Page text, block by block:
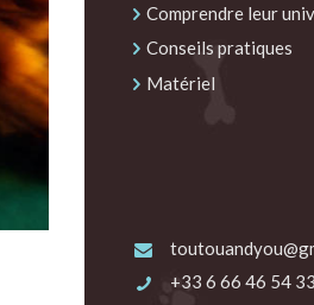
Comprendre leur
Conseils pratiques
Matériel
+33 6 66 46 54 33